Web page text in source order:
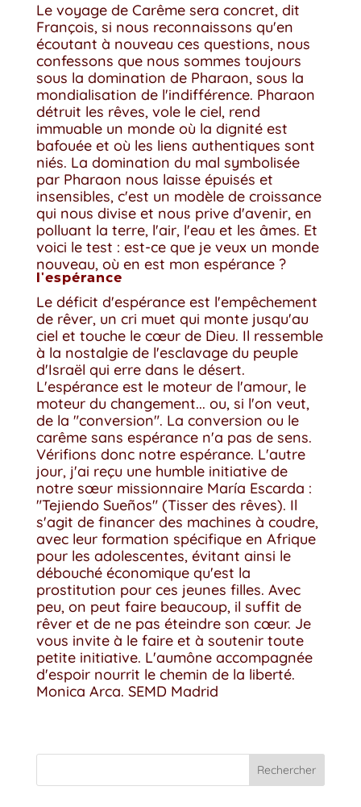
Le voyage de Carême sera concret, dit
François, si nous reconnaissons qu'en
écoutant à nouveau ces questions, nous
confessons que nous sommes toujours
sous la domination de Pharaon, sous la
mondialisation de l'indifférence. Pharaon
détruit les rêves, vole le ciel, rend
immuable un monde où la dignité est
bafouée et où les liens authentiques sont
niés. La domination du mal symbolisée
par Pharaon nous laisse épuisés et
insensibles, c'est un modèle de croissance
qui nous divise et nous prive d'avenir, en
polluant la terre, l'air, l'eau et les âmes. Et
voici le test : est-ce que je veux un monde
nouveau, où en est mon espérance ?
l'espérance
Le déficit d'espérance est l'empêchement
de rêver, un cri muet qui monte jusqu'au
ciel et touche le cœur de Dieu. Il ressemble
à la nostalgie de l'esclavage du peuple
d'Israël qui erre dans le désert.
L'espérance est le moteur de l'amour, le
moteur du changement... ou, si l'on veut,
de la "conversion". La conversion ou le
carême sans espérance n'a pas de sens.
Vérifions donc notre espérance. L'autre
jour, j'ai reçu une humble initiative de
notre sœur missionnaire María Escarda :
"Tejiendo Sueños" (Tisser des rêves). Il
s'agit de financer des machines à coudre,
avec leur formation spécifique en Afrique
pour les adolescentes, évitant ainsi le
débouché économique qu'est la
prostitution pour ces jeunes filles. Avec
peu, on peut faire beaucoup, il suffit de
rêver et de ne pas éteindre son cœur. Je
vous invite à le faire et à soutenir toute
petite initiative. L'aumône accompagnée
d'espoir nourrit le chemin de la liberté.
Monica Arca. SEMD Madrid
Rechercher